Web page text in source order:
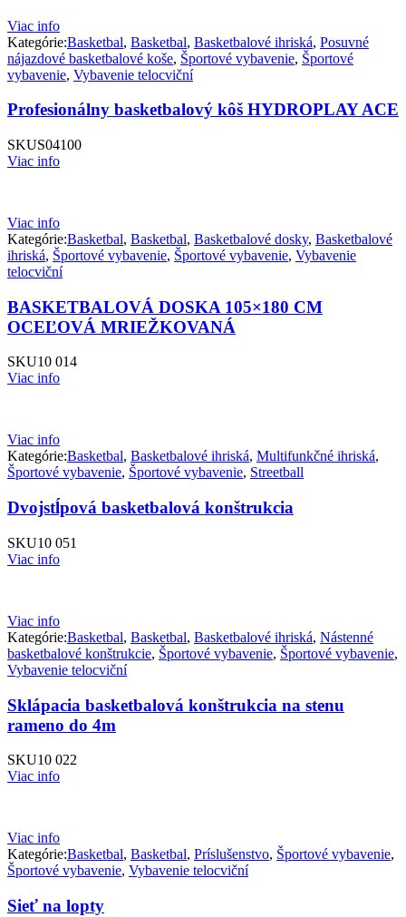
Viac info
Kategórie:Basketbal, Basketbal, Basketbalové ihriská, Posuvné
nájazdové basketbalové koše, Športové vybavenie, Športové
vybavenie, Vybavenie telocviční
Profesionálny basketbalový kôš HYDROPLAY ACE
SKUS04100
Viac info
Viac info
Kategórie:Basketbal, Basketbal, Basketbalové dosky, Basketbalové
ihriská, Športové vybavenie, Športové vybavenie, Vybavenie
telocviční
BASKETBALOVÁ DOSKA 105×180 CM
OCEĽOVÁ MRIEŽKOVANÁ
SKU10 014
Viac info
Viac info
Kategórie:Basketbal, Basketbalové ihriská, Multifunkčné ihriská,
Športové vybavenie, Športové vybavenie, Streetball
Dvojstĺpová basketbalová konštrukcia
SKU10 051
Viac info
Viac info
Kategórie:Basketbal, Basketbal, Basketbalové ihriská, Nástenné
basketbalové konštrukcie, Športové vybavenie, Športové vybavenie,
Vybavenie telocviční
Sklápacia basketbalová konštrukcia na stenu
rameno do 4m
SKU10 022
Viac info
Viac info
Kategórie:Basketbal, Basketbal, Príslušenstvo, Športové vybavenie,
Športové vybavenie, Vybavenie telocviční
Sieť na lopty